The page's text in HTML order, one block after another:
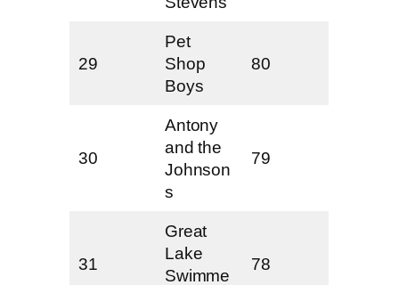
29
Pet
Shop
Boys
80
30
Antony
and the
Johnson
s
79
31
Great
Lake
Swimme
78